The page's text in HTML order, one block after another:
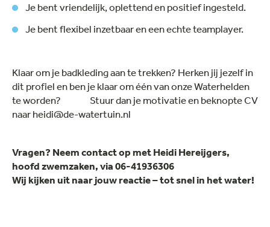
Je bent vriendelijk, oplettend en positief ingesteld.
Je bent flexibel inzetbaar en een echte teamplayer.
Klaar om je badkleding aan te trekken? Herken jij jezelf in
dit profiel en ben je klaar om één van onze Waterhelden
te worden? Stuur dan je motivatie en beknopte CV
naar heidi@de-watertuin.nl
Vragen? Neem contact op met Heidi Hereijgers,
hoofd zwemzaken, via 06-41936306
Wij kijken uit naar jouw reactie – tot snel in het water!